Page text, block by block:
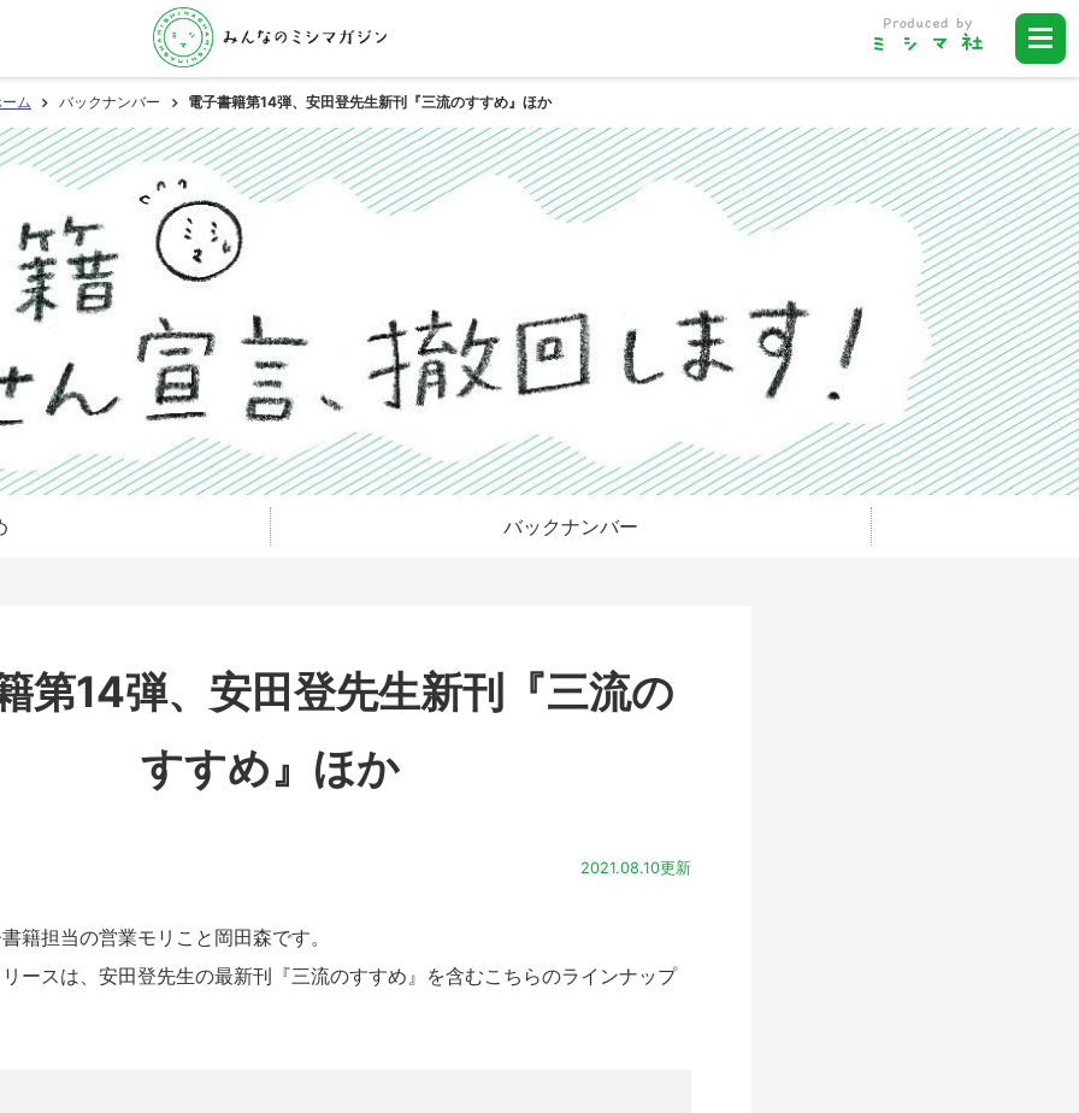
ム バックナンバー 電子書籍第14弾、安田登先生新刊『三流のすすめ』ほか
バックナンバー
第14弾、安田登先生新刊『三流の
すすめ』ほか
2021.08.10更新
籍担当の営業モリこと岡田森です。
ースは、安田登先生の最新刊『三流のすすめ』を含むこちらのラインナップ